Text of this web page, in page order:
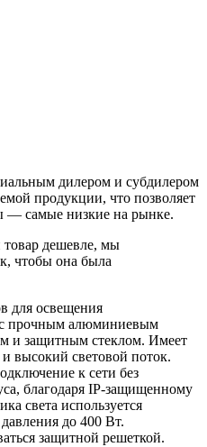
дилером и субдилером
продукции, что позволяет
— самые низкие на рынке.
дешевле, мы
чтобы она была
для освещения
прочным алюминиевым
и защитным стеклом. Имеет
высокий световой поток.
к сети без
благодаря IP-защищенному
света используется
до 400 Вт.
защитной решеткой.